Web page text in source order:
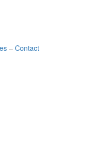
– Contact